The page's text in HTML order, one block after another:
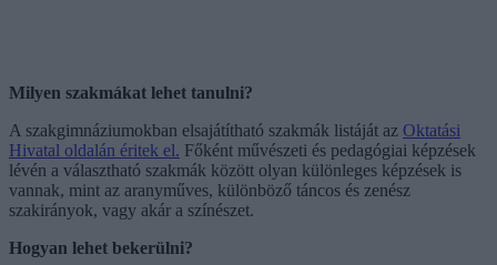
Milyen szakmákat lehet tanulni?
A szakgimnáziumokban elsajátítható szakmák listáját az Oktatási
Hivatal oldalán éritek el. Főként művészeti és pedagógiai képzések
lévén a választható szakmák között olyan különleges képzések is
vannak, mint az aranyműves, különböző táncos és zenész
szakirányok, vagy akár a színészet.
Hogyan lehet bekerülni?